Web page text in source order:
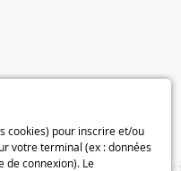
cookies) pour inscrire et/ou
votre terminal (ex : données
de connexion). Le